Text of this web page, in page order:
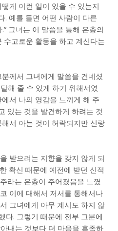
게 이런 일이 있을 수 있는지
. 예를 들면 어떤 사람이 다른
그녀는 이 말씀을 통해 은총의
고로운 활동을 하고 계신다는
께서 그녀에게 말씀을 건네셨
해 줄 수 있게 하기 위해서였
서 나의 영감을 느끼게 해 주
있는 것을 발견하게 하려는 것
서 아는 것이 허락되지만 신랑
받으려는 지향을 갖지 않게 되
확신 때문에 예전에 받던 신적
라는 은총이 주어졌음을 느꼈
이에 대해서 저서를 통해서나
그녀에게 아무 계시도 하지 않
다. 그렇기 때문에 전부 그분에
내는 것보다 더 마음을 흡족하